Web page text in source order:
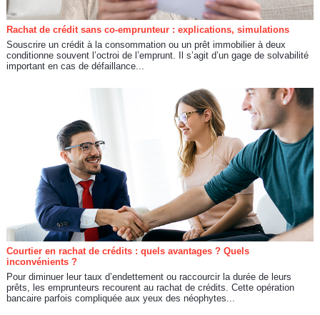
Rachat de crédit sans co-emprunteur : explications, simulations
Souscrire un crédit à la consommation ou un prêt immobilier à deux
conditionne souvent l’octroi de l’emprunt. Il s’agit d’un gage de solvabilité
important en cas de défaillance...
Courtier en rachat de crédits : quels avantages ? Quels
inconvénients ?
Pour diminuer leur taux d’endettement ou raccourcir la durée de leurs
prêts, les emprunteurs recourent au rachat de crédits. Cette opération
bancaire parfois compliquée aux yeux des néophytes...